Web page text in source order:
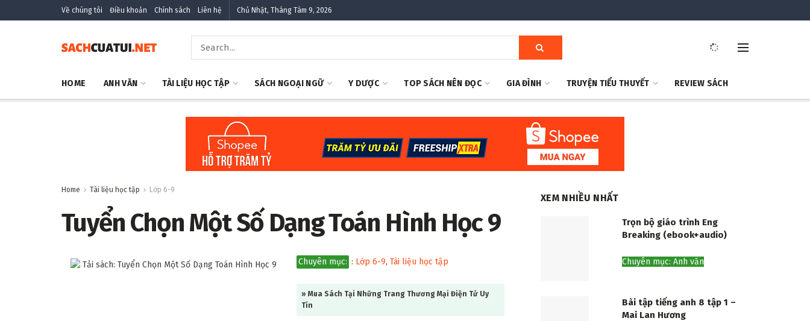
Về chúng tôi Điều khoản Chính sách Liên hệ Chủ Nhật, Tháng Tám 9, 2026
HOME ANH VĂN TÀI LIỆU HỌC TẬP SÁCH NGOẠI NGỮ Y DƯỢC TOP SÁCH NÊN ĐỌC GIA ĐÌNH TRUYỆN TIỂU THUYẾT REVIEW SÁCH
Home Tài liệu học tập Lớp 6-9
Tuyển Chọn Một Số Dạng Toán Hình Học 9
Chuyên mục: : Lớp 6-9, Tài liệu học tập
» Mua Sách Tại Những Trang Thương Mại Điện Tử Uy
Tín
XEM NHIỀU NHẤT
Trọn bộ giáo trình Eng
Breaking (ebook+audio)
Chuyên mục: Anh văn
Bài tập tiếng anh 8 tập 1 –
Mai Lan Hương